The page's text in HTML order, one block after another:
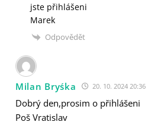
jste přihlášeni
Marek
Odpovědět
Milan Bryśka 20. 10. 2024 20:36
Dobrý den,prosim o přihlášeni
Poš Vratislav